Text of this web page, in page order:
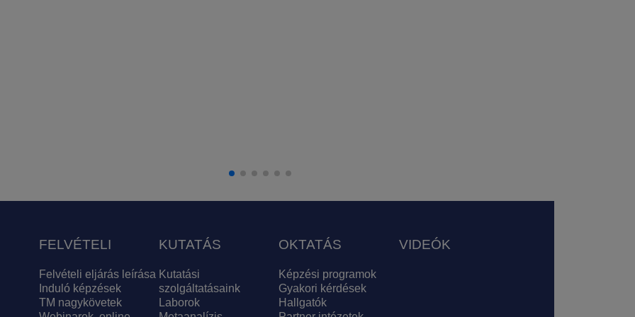
FELVÉTELI
Felvételi eljárás leírása
Induló képzések
TM nagykövetek
KUTATÁS
Kutatási
szolgáltatásaink
Laborok
OKTATÁS
Képzési programok
Gyakori kérdések
Hallgatók
VIDEÓK